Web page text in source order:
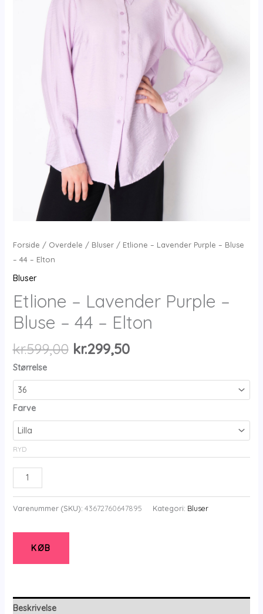
Forside / Overdele / Bluser/ Etlione – Lavender Purple – Bluse
– 44 – Elton
Bluser
Etlione – Lavender Purple –
Bluse – 44 – Elton
kr.599,00 Den
pris
kr.299,50Den
pris
Størrelse
Farve
RYD
Etlione
-
Lavender
-
Bluse
-
Elton
Varenummer (SKU): 43672760647895 Kategori: Bluser
KØB
Beskrivelse